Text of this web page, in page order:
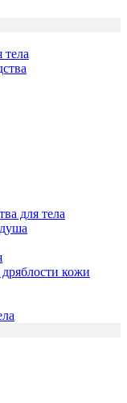
для тела
кожи